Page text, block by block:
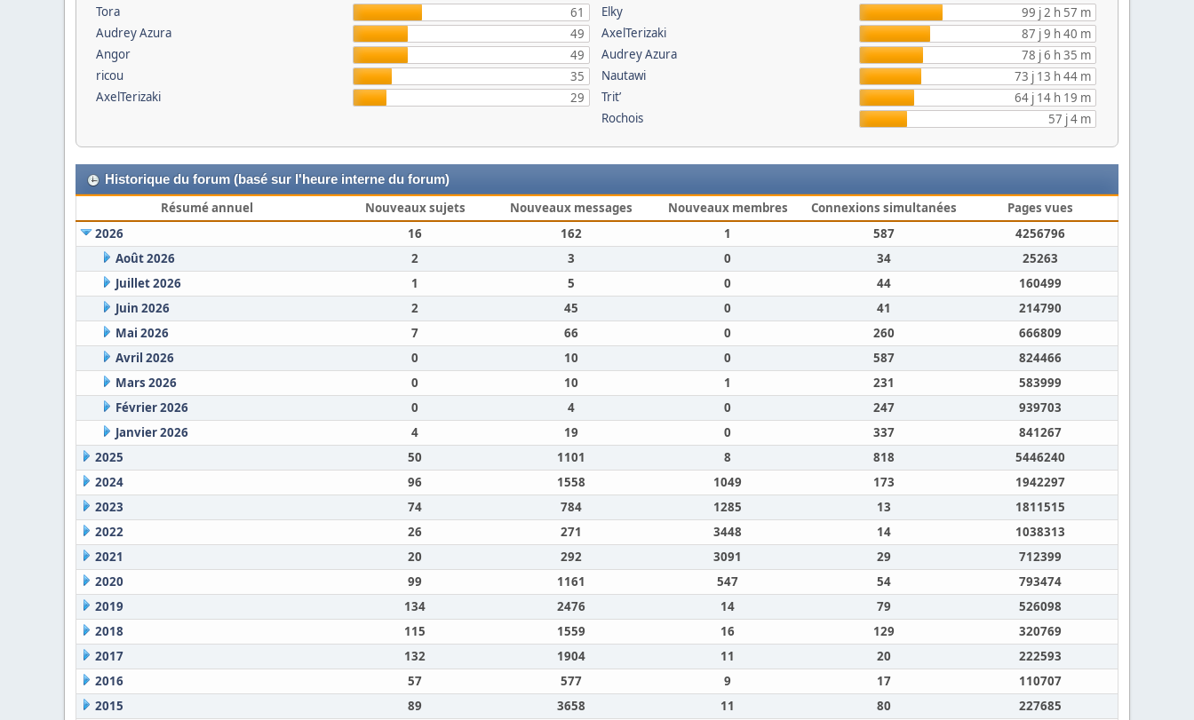
Tora
61
Audrey Azura
49
Angor
49
ricou
35
AxelTerizaki
29
Elky
99 j 2 h 57 m
AxelTerizaki
87 j 9 h 40 m
Audrey Azura
78 j 6 h 35 m
Nautawi
73 j 13 h 44 m
Trit’
64 j 14 h 19 m
Rochois
57 j 4 m
Historique du forum (basé sur l'heure interne du forum)
Résumé annuel Nouveaux sujets Nouveaux messages Nouveaux membres Connexions simultanées
Pages vues
2026
16 162 1 587
4256796
Août 2026
2 3 0 34
25263
Juillet 2026
1 5 0 44
160499
Juin 2026
2 45 0 41
214790
Mai 2026
7 66 0 260
666809
Avril 2026
0 10 0 587
824466
Mars 2026
0 10 1 231
583999
Février 2026
0 4 0 247
939703
Janvier 2026
4 19 0 337
841267
2025
50 1101 8 818
5446240
2024
96 1558 1049 173
1942297
2023
74 784 1285 13
1811515
2022
26 271 3448 14
1038313
2021
20 292 3091 29
712399
2020
99 1161 547 54
793474
2019
134 2476 14 79
526098
2018
115 1559 16 129
320769
2017
132 1904 11 20
222593
2016
57 577 9 17
110707
2015
89 3658 11 80
227685